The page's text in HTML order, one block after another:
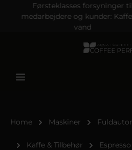
Førsteklasses forsyninger til
medarbejdere og kunder:
vand
Home Maskiner
Kaffe & Tilbehør Espresso